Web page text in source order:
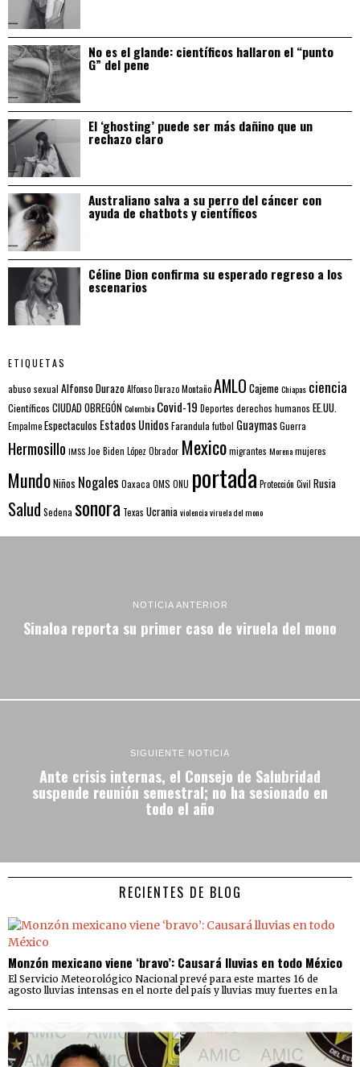
No es el glande: científicos hallaron el “punto
G” del pene
El ‘ghosting’ puede ser más dañino que un
rechazo claro
Australiano salva a su perro del cáncer con
ayuda de chatbots y científicos
Céline Dion confirma su esperado regreso a los
escenarios
ETIQUETAS
abuso sexual Alfonso DurazoAlfonso Durazo MontañoAMLO CajemeChiapas ciencia
Científicos CIUDAD OBREGÓNColombia Covid-19 Deportes derechos humanos EE.UU.
EmpalmeEspectaculos Estados UnidosFarandulafutbol GuaymasGuerra
Hermosillo IMSS Joe Biden López Obrador Mexicomigrantes Morenamujeres
MundoNiños Nogales Oaxaca OMS ONU portada Protección Civil Rusia
Salud Sedena sonora Texas Ucraniaviolenciaviruela del mono
NOTICIA ANTERIOR
Sinaloa reporta su primer caso de viruela del mono
SIGUIENTE NOTICIA
Ante crisis internas, el Consejo de Salubridad
suspende reunión semestral; no ha sesionado en
todo el año
RECIENTES DE BLOG
Monzón mexicano viene ‘bravo’: Causará lluvias en todo México
El Servicio Meteorológico Nacional prevé para este martes 16 de
agosto lluvias intensas en el norte del país y lluvias muy fuertes en la